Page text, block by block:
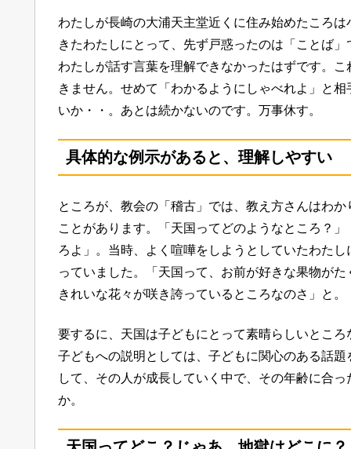
わたしが長崎の大浦天主堂近くに住み始めたころ
きたわたしにとって、先ず戸惑ったのは「ことば
わたしが話す言葉を理解できなかったはずです。
きません。せめて「わかるようにしゃべれよ」と
いか・・。あとは続かないのです。万事休す。
具体的な例示があると、理解しやすい
ところが、教会の「稽古」では、教え方さんはわ
ことがあります。「天国ってどのようなところ？
ろよ」。当時、よく喧嘩をしようとしていたわた
っていました。「天国って、お前が好きな果物が
きれいな花々が咲き誇っているところなのさ」と。
要するに、天国は子どもにとって素晴らしいとこ
子どもへの説明としては、子どもに関心のある話
して、その人が成長していく中で、その年齢に合
か。